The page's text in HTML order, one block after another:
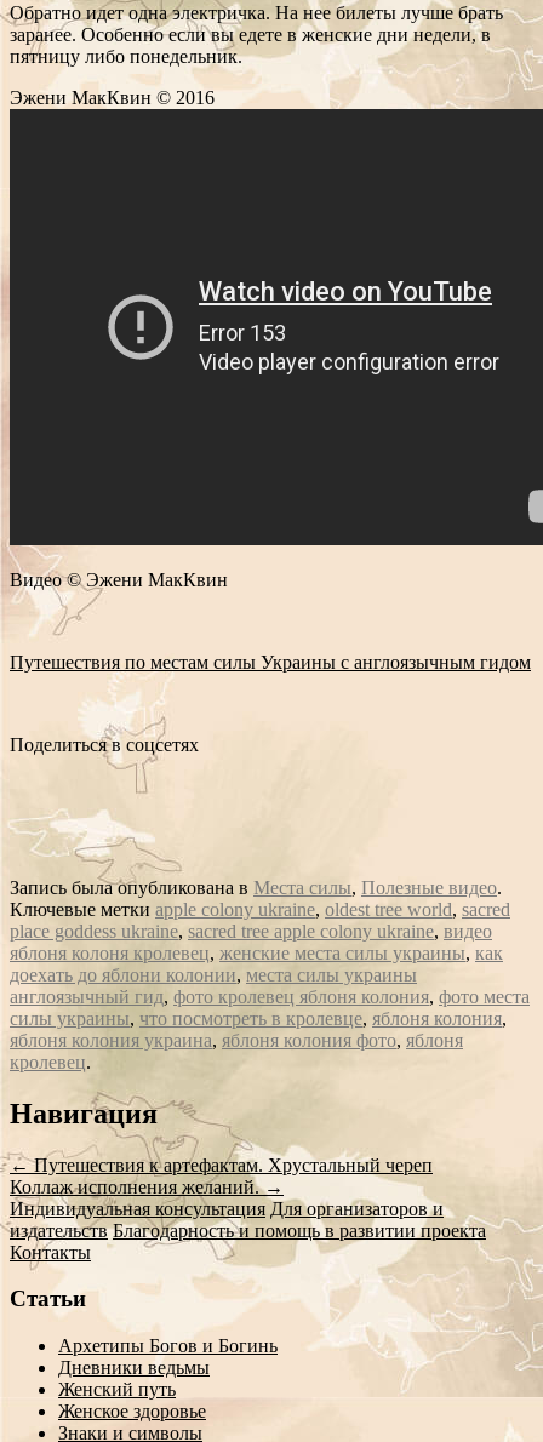
Обратно идет одна электричка. На нее билеты лучше брать
заранее. Особенно если вы едете в женские дни недели, в
пятницу либо понедельник.
Эжени МакКвин © 2016
Видео © Эжени МакКвин
Путешествия по местам силы Украины с англоязычным гидом
Поделиться в соцсетях
Запись была опубликована в Места силы, Полезные видео.
Ключевые метки apple colony ukraine, oldest tree world, sacred
place goddess ukraine, sacred tree apple colony ukraine, видео
яблоня колоня кролевец, женские места силы украины, как
доехать до яблони колонии, места силы украины
англоязычный гид, фото кролевец яблоня колония, фото места
силы украины, что посмотреть в кролевце, яблоня колония,
яблоня колония украина, яблоня колония фото, яблоня
кролевец.
Сообщение
навигации
Навигация
←Путешествия к артефактам. Хрустальный череп
Коллаж исполнения желаний.→
Индивидуальная консультация Для организаторов и
издательств Благодарность и помощь в развитии проекта
Контакты
Статьи
Архетипы Богов и Богинь
Дневники ведьмы
Женский путь
Женское здоровье
Знаки и символы